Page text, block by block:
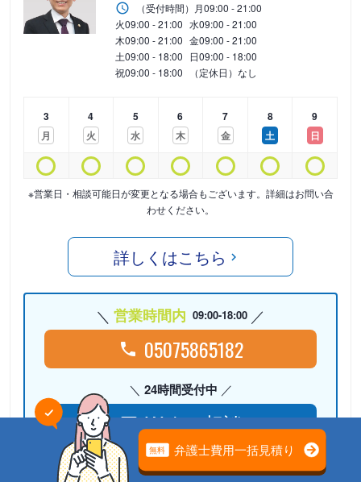
（受付時間） 月09:00 - 21:00
火09:00 - 21:00 水09:00 - 21:00
木09:00 - 21:00 金09:00 - 21:00
土09:00 - 18:00 日09:00 - 18:00
祝09:00 - 18:00 （定休日）なし
3
月
4
火
5
水
6
木
7
金
8
土
9
日
※営業日・相談可能日が変更となる場合もございます。詳細はお問い合
わせください。
詳しくはこちら
営業時間内 09:00-18:00
05075865182
24時間受付中
Webで相談
検討リストに追加